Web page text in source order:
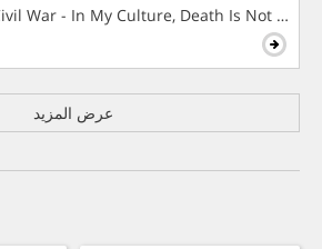
War - In My Culture, Death Is Not The
عرض المزيد